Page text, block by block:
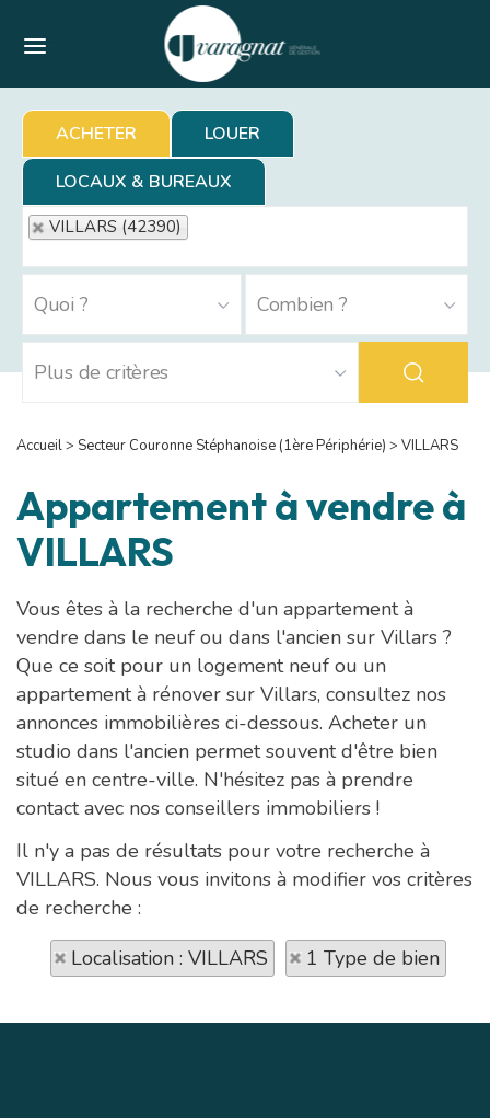
ACHETER
LOUER
LOCAUX & BUREAUX
VILLARS (42390)
Accueil> Secteur Couronne Stéphanoise (1ère Périphérie) > VILLARS
Appartement à vendre à
VILLARS
Vous êtes à la recherche d'un appartement à
vendre dans le neuf ou dans l'ancien sur Villars ?
Que ce soit pour un logement neuf ou un
appartement à rénover sur Villars, consultez nos
annonces immobilières ci-dessous. Acheter un
studio dans l'ancien permet souvent d'être bien
situé en centre-ville. N'hésitez pas à prendre
contact avec nos conseillers immobiliers !
Il n'y a pas de résultats pour votre recherche à
VILLARS. Nous vous invitons à modifier vos critères
de recherche :
Localisation : VILLARS
1 Type de bien